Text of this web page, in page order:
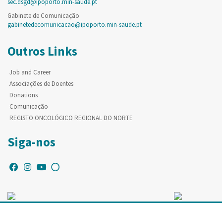
sec.dsgd@ipoporto.min-saude.pt
Gabinete de Comunicação
gabinetedecomunicacao@ipoporto.min-saude.pt
Outros Links
Job and Career
Associações de Doentes
Donations
Comunicação
REGISTO ONCOLÓGICO REGIONAL DO NORTE
Siga-nos